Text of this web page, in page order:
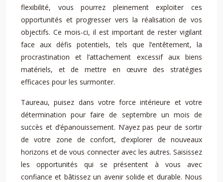
flexibilité, vous pourrez pleinement exploiter ces
opportunités et progresser vers la réalisation de vos
objectifs. Ce mois-ci, il est important de rester vigilant
face aux défis potentiels, tels que l’entêtement, la
procrastination et l’attachement excessif aux biens
matériels, et de mettre en œuvre des stratégies
efficaces pour les surmonter.
Taureau, puisez dans votre force intérieure et votre
détermination pour faire de septembre un mois de
succès et d’épanouissement. N’ayez pas peur de sortir
de votre zone de confort, d’explorer de nouveaux
horizons et de vous connecter avec les autres. Saisissez
les opportunités qui se présentent à vous avec
confiance et bâtissez un avenir solide et durable. Nous